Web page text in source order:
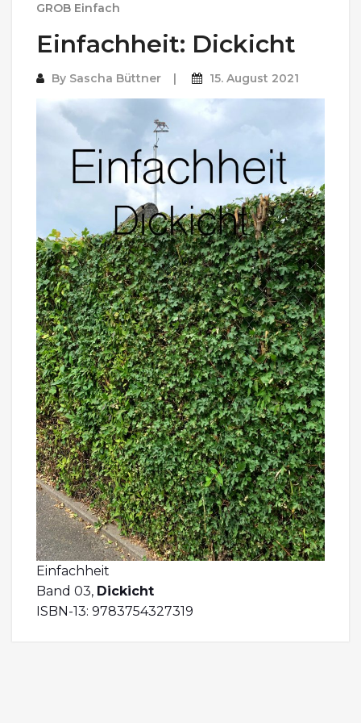
GROB Einfach
Einfachheit: Dickicht
By Sascha Büttner 15. August 2021
Einfachheit
Band 03, Dickicht
ISBN-13: 9783754327319